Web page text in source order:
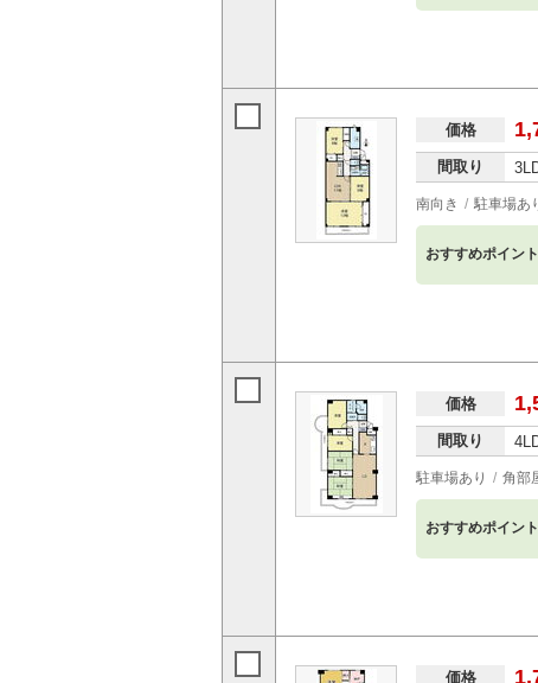
価格
間取り
南向き 駐車場あ
おすすめポイント
価格
間取り
駐車場あり 角部
おすすめポイント
価格